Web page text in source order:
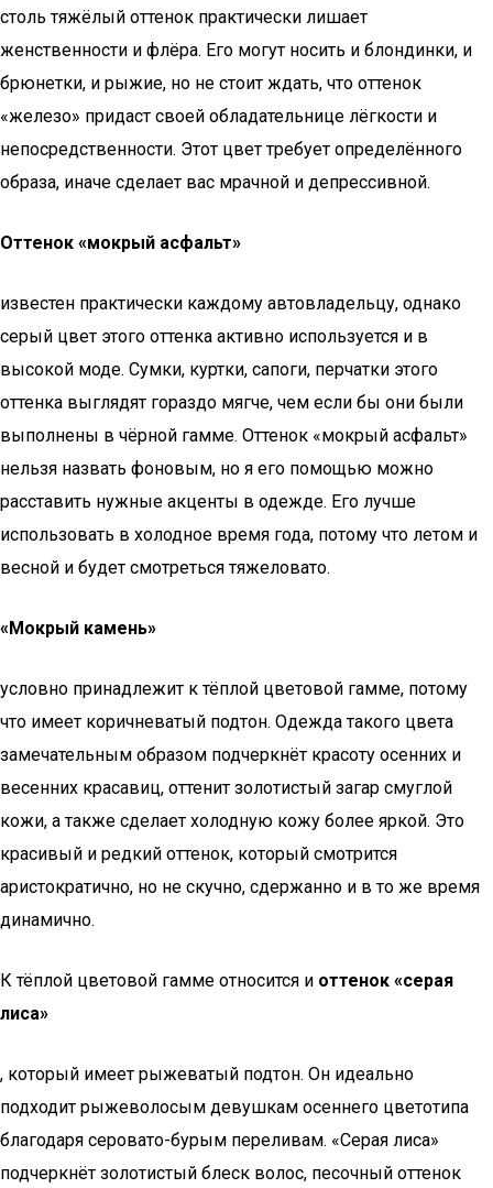
столь тяжёлый оттенок практически лишает
женственности и флёра. Его могут носить и блондинки, и
брюнетки, и рыжие, но не стоит ждать, что оттенок
«железо» придаст своей обладательнице лёгкости и
непосредственности. Этот цвет требует определённого
образа, иначе сделает вас мрачной и депрессивной.
Оттенок «мокрый асфальт»
известен практически каждому автовладельцу, однако
серый цвет этого оттенка активно используется и в
высокой моде. Сумки, куртки, сапоги, перчатки этого
оттенка выглядят гораздо мягче, чем если бы они были
выполнены в чёрной гамме. Оттенок «мокрый асфальт»
нельзя назвать фоновым, но я его помощью можно
расставить нужные акценты в одежде. Его лучше
использовать в холодное время года, потому что летом и
весной и будет смотреться тяжеловато.
«Мокрый камень»
условно принадлежит к тёплой цветовой гамме, потому
что имеет коричневатый подтон. Одежда такого цвета
замечательным образом подчеркнёт красоту осенних и
весенних красавиц, оттенит золотистый загар смуглой
кожи, а также сделает холодную кожу более яркой. Это
красивый и редкий оттенок, который смотрится
аристократично, но не скучно, сдержанно и в то же время
динамично.
К тёплой цветовой гамме относится и оттенок «серая
лиса»
, который имеет рыжеватый подтон. Он идеально
подходит рыжеволосым девушкам осеннего цветотипа
благодаря серовато-бурым переливам. «Серая лиса»
подчеркнёт золотистый блеск волос, песочный оттенок